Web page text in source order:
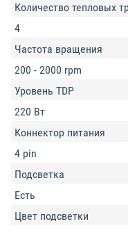
Количество тепловых
4
Частота вращения
200 - 2000 rpm
Уровень TDP
220 Вт
Коннектор питания
4 pin
Подсветка
Есть
Цвет подсветки